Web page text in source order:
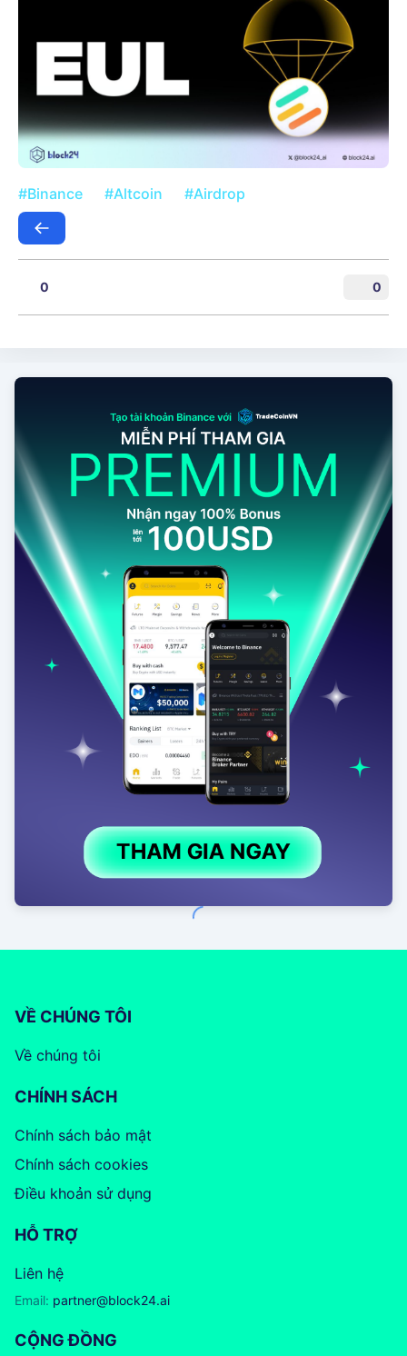
#Binance #Altcoin #Airdrop
0 0
VỀ CHÚNG TÔI
Về chúng tôi
CHÍNH SÁCH
Chính sách bảo mật
Chính sách cookies
Điều khoản sử dụng
HỖ TRỢ
Liên hệ
Email: partner@block24.ai
CỘNG ĐỒNG